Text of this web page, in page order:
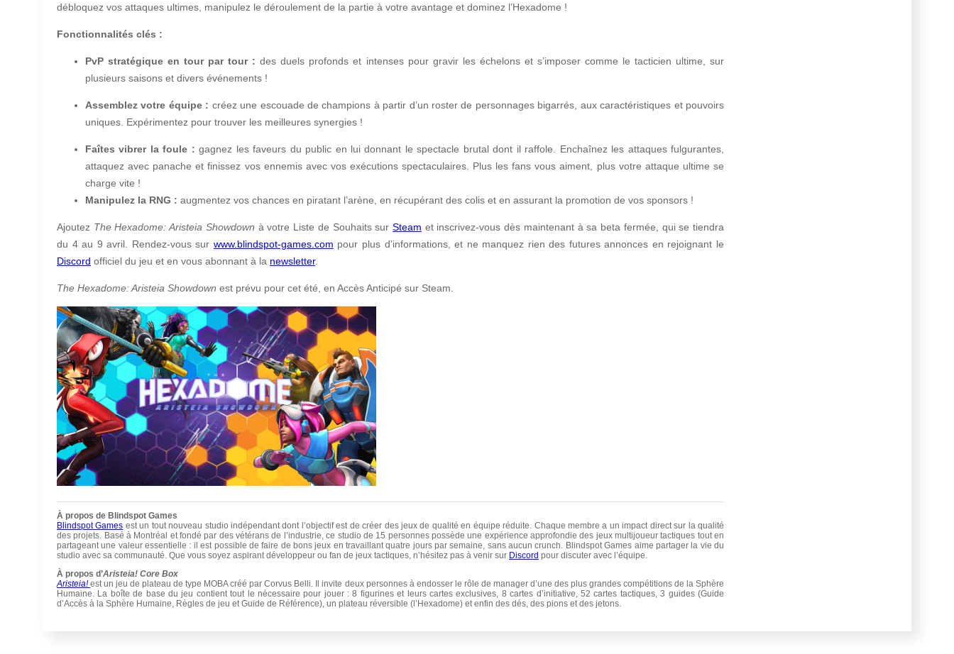
débloquez vos attaques ultimes, manipulez le déroulement de la partie à votre avantage et dominez l’Hexadome !
Fonctionnalités clés :
PvP stratégique en tour par tour :des duels profonds et intenses pour gravir les échelons et s’imposer comme le tacticien ultime, sur
plusieurs saisons et divers événements !
Assemblez votre équipe : créez une escouade de champions à partir d’un roster de personnages bigarrés, aux caractéristiques et pouvoirs
uniques. Expérimentez pour trouver les meilleures synergies !
Faîtes vibrer la foule :gagnez les faveurs du public en lui donnant le spectacle brutal dont il raffole. Enchaînez les attaques fulgurantes,
attaquez avec panache et finissez vos ennemis avec vos exécutions spectaculaires. Plus les fans vous aiment, plus votre attaque ultime se
charge vite !
Manipulez la RNG : augmentez vos chances en piratant l’arène, en récupérant des colis et en assurant la promotion de vos sponsors !
Ajoutez The Hexadome: Aristeia Showdown à votre Liste de Souhaits sur Steam et inscrivez-vous dès maintenant à sa beta fermée, qui se tiendra
du 4 au 9 avril. Rendez-vous sur www.blindspot-games.com pour plus d’informations, et ne manquez rien des futures annonces en rejoignant le
Discord officiel du jeu et en vous abonnant à la newsletter.
The Hexadome: Aristeia Showdown est prévu pour cet été, en Accès Anticipé sur Steam.
À propos de Blindspot Games
Blindspot Games est un tout nouveau studio indépendant dont l’objectif est de créer des jeux de qualité en équipe réduite. Chaque membre a un impact direct sur la qualité
des projets. Basé à Montréal et fondé par des vétérans de l’industrie, ce studio de 15 personnes possède une expérience approfondie des jeux multijoueur tactiques tout en
partageant une valeur essentielle : il est possible de faire de bons jeux en travaillant quatre jours par semaine, sans aucun crunch. Blindspot Games aime partager la vie du
studio avec sa communauté. Que vous soyez aspirant développeur ou fan de jeux tactiques, n’hésitez pas à venir sur Discord pour discuter avec l’équipe.
À propos d’Aristeia! Core Box
Aristeia!est un jeu de plateau de type MOBA créé par Corvus Belli. Il invite deux personnes à endosser le rôle de manager d’une des plus grandes compétitions de la Sphère
Humaine. La boîte de base du jeu contient tout le nécessaire pour jouer : 8 figurines et leurs cartes exclusives, 8 cartes d’initiative, 52 cartes tactiques, 3 guides (Guide
d’Accès à la Sphère Humaine, Règles de jeu et Guide de Référence), un plateau réversible (l’Hexadome) et enfin des dés, des pions et des jetons.